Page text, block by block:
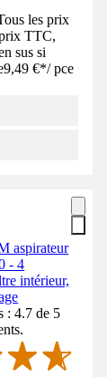
les prix
TTC,
sus si
9,49 €*/ pce
aspirateur
- 4
intérieur,
: 4.7 de 5